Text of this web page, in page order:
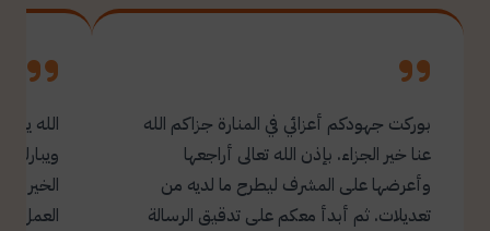
بوركت جهودكم أعزائي في المنارة جزاكم الله
عنا خير الجزاء. بإذن الله تعالى أراجعها
وأعرضها على المشرف ليطرح ما لديه من
تعديلات. ثم أبدأ معكم على تدقيق الرسالة
الله
العمل.